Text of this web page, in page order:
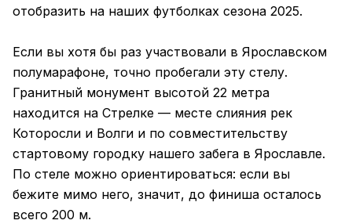
отобразить на наших футболках сезона 2025.
Если вы хотя бы раз участвовали в Ярославском
полумарафоне, точно пробегали эту стелу.
Гранитный монумент высотой 22 метра
находится на Стрелке — месте слияния рек
Которосли и Волги и по совместительству
стартовому городку нашего забега в Ярославле.
По стеле можно ориентироваться: если вы
бежите мимо него, значит, до финиша осталось
всего 200 м.